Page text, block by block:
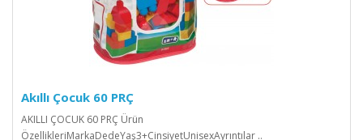
Akıllı Çocuk 60 PRÇ
AKILLI ÇOCUK 60 PRÇ Ürün
ÖzellikleriMarkaDedeYaş3+CinsiyetUnisexAyrıntılar ..